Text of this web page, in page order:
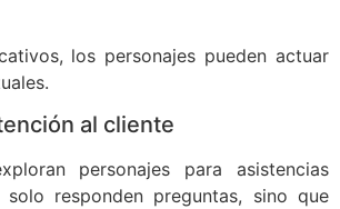
los personajes pueden actuar
al cliente
personajes para asistencias
responden preguntas, sino que